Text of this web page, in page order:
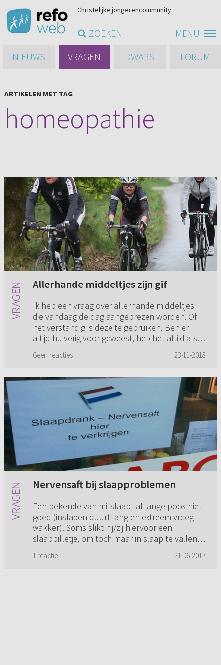
MENU
Christelijke jongerencommunity
ZOEKEN
NIEUWS
VRAGEN DWARS FORUM
ARTIKELEN MET TAG
homeopathie
Allerhande middeltjes zijn gif
Ik heb een vraag over allerhande middeltjes
die vandaag de dag aangeprezen worden. Of
het verstandig is deze te gebruiken. Ben er
altijd huiverig voor geweest, heb het altijd als
Geen reacties 23-11-2018
Nervensaft bij slaapproblemen
Een bekende van mij slaapt al lange poos niet
goed (inslapen duurt lang en extreem vroeg
wakker). Soms slikt hij/zij hiervoor een
slaappilletje, om toch maar in slaap te vallen.
1 reactie 21-06-2017